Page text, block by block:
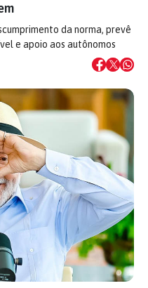
da norma, prevê
e apoio aos autônomos